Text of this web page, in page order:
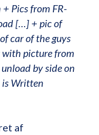
Pics from FR-
[…] + pic of
car of the guys
picture from
by side on
is Written
af